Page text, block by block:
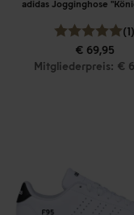
adidas Jogginghose
(1)
€ 69,95
Mitgliederpreis: €